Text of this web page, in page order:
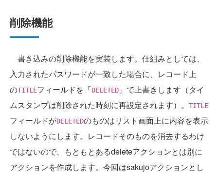
削除機能
書き込みの削除機能を実装します。仕組みとしては、
入力されたパスワードが一致した場合に、レコード上
のTITLEフィールドを「DELETED 」で上書きします（タイ
ムスタンプは削除された時刻に再設定されます）。
TITLE
フィールドがDELETEDのものはリスト画面上に内容を表示
しないようにします。レコードそのものを消去するわけ
ではないので、もともとあるdeleteアクションとは別に
アクションを作成します。今回はsakujoアクションとし